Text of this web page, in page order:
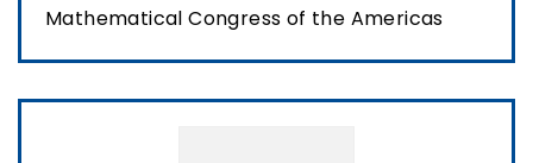
Mathematical Congress of the Americas